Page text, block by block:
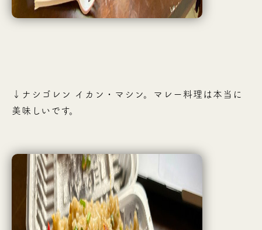
↓ナシゴレン イカン・マシン。マレー料理は本当に
美味しいです。